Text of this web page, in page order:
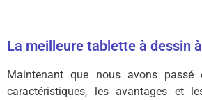
La meilleure tablette à dessin
Maintenant que nous avons passé
caractéristiques, les avantages et